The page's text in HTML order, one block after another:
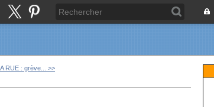
RUE : grève... >>